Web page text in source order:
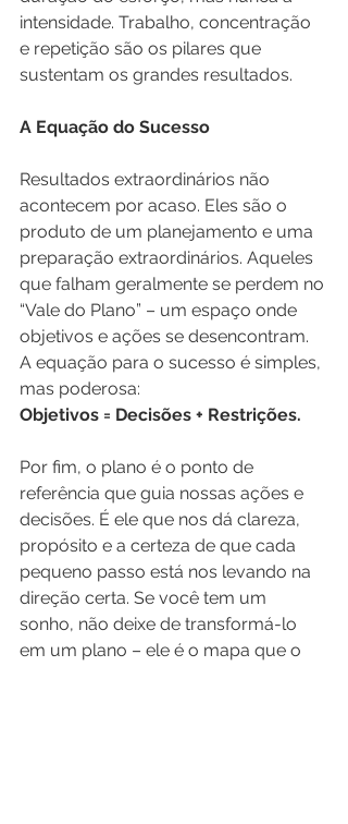
intensidade. Trabalho, concentração
e repetição são os pilares que
sustentam os grandes resultados.
A Equação do Sucesso
Resultados extraordinários não
acontecem por acaso. Eles são o
produto de um planejamento e uma
preparação extraordinários. Aqueles
que falham geralmente se perdem no
“Vale do Plano” – um espaço onde
objetivos e ações se desencontram.
A equação para o sucesso é simples,
mas poderosa:
Objetivos = Decisões + Restrições.
Por fim, o plano é o ponto de
referência que guia nossas ações e
decisões. É ele que nos dá clareza,
propósito e a certeza de que cada
pequeno passo está nos levando na
direção certa. Se você tem um
sonho, não deixe de transformá-lo
em um plano – ele é o mapa que o